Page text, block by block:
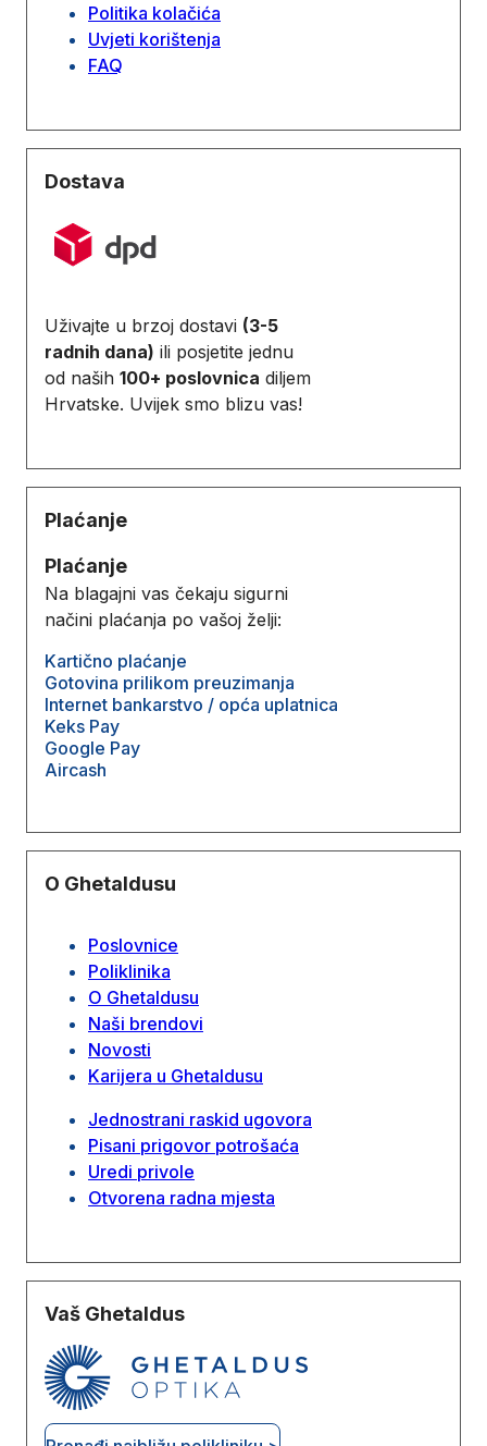
Politika kolačića
Uvjeti korištenja
FAQ
Dostava
Uživajte u brzoj dostavi (3-5
radnih dana) ili posjetite jednu
od naših 100+ poslovnica diljem
Hrvatske. Uvijek smo blizu vas!
Plaćanje
Plaćanje
Na blagajni vas čekaju sigurni
načini plaćanja po vašoj želji:
Kartično plaćanje
Gotovina prilikom preuzimanja
Internet bankarstvo / opća uplatnica
Keks Pay
Google Pay
Aircash
O Ghetaldusu
Poslovnice
Poliklinika
O Ghetaldusu
Naši brendovi
Novosti
Karijera u Ghetaldusu
Jednostrani raskid ugovora
Pisani prigovor potrošaća
Uredi privole
Otvorena radna mjesta
Vaš Ghetaldus